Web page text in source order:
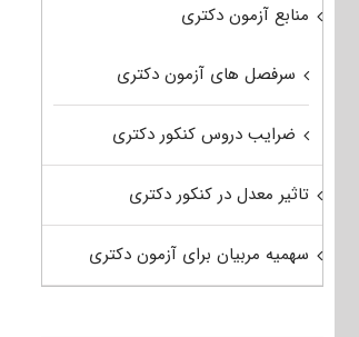
منابع آزمون دکتری
سرفصل های آزمون دکتری
ضرایب دروس کنکور دکتری
تاثیر معدل در کنکور دکتری
سهمیه مربیان برای آزمون دکتری